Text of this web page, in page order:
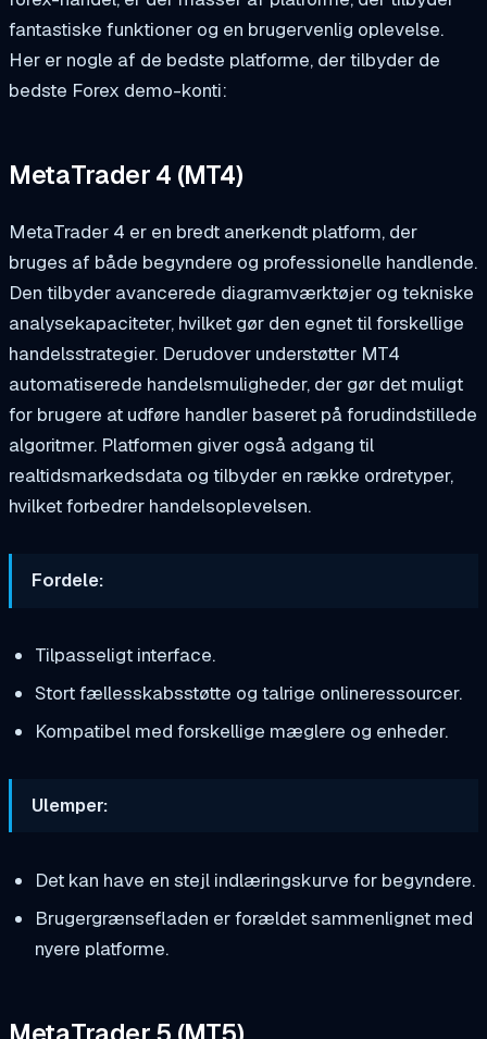
fantastiske funktioner og en brugervenlig oplevelse.
Her er nogle af de bedste platforme, der tilbyder de
bedste Forex demo-konti:
MetaTrader 4 (MT4)
MetaTrader 4 er en bredt anerkendt platform, der
bruges af både begyndere og professionelle handlende.
Den tilbyder avancerede diagramværktøjer og tekniske
analysekapaciteter, hvilket gør den egnet til forskellige
handelsstrategier. Derudover understøtter MT4
automatiserede handelsmuligheder, der gør det muligt
for brugere at udføre handler baseret på forudindstillede
algoritmer. Platformen giver også adgang til
realtidsmarkedsdata og tilbyder en række ordretyper,
hvilket forbedrer handelsoplevelsen.
Fordele:
Tilpasseligt interface.
Stort fællesskabsstøtte og talrige onlineressourcer.
Kompatibel med forskellige mæglere og enheder.
Ulemper:
Det kan have en stejl indlæringskurve for begyndere.
Brugergrænsefladen er forældet sammenlignet med
nyere platforme.